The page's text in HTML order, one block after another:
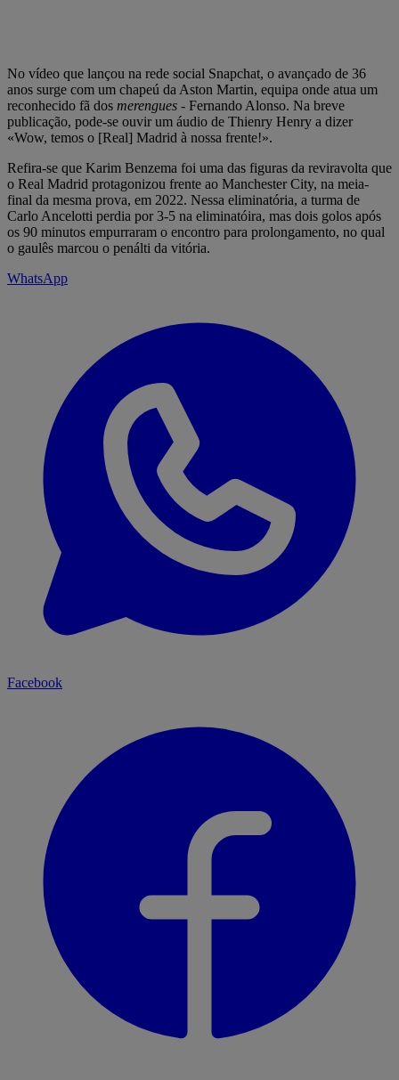
No vídeo que lançou na rede social Snapchat, o avançado de 36
anos surge com um chapeú da Aston Martin, equipa onde atua um
reconhecido fã dos merengues - Fernando Alonso. Na breve
publicação, pode-se ouvir um áudio de Thienry Henry a dizer
«Wow, temos o [Real] Madrid à nossa frente!».
Refira-se que Karim Benzema foi uma das figuras da reviravolta que
o Real Madrid protagonizou frente ao Manchester City, na meia-
final da mesma prova, em 2022. Nessa eliminatória, a turma de
Carlo Ancelotti perdia por 3-5 na eliminatóira, mas dois golos após
os 90 minutos empurraram o encontro para prolongamento, no qual
o gaulês marcou o penálti da vitória.
WhatsApp
Facebook